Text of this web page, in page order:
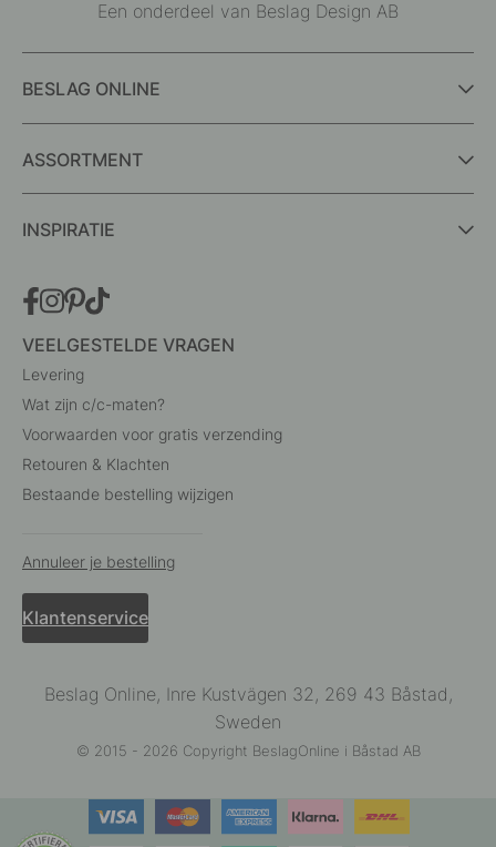
Een onderdeel van Beslag Design AB
BESLAG ONLINE
ASSORTMENT
INSPIRATIE
VEELGESTELDE VRAGEN
Levering
Wat zijn c/c-maten?
Voorwaarden voor gratis verzending
Retouren & Klachten
Bestaande bestelling wijzigen
Annuleer je bestelling
Klantenservice
Beslag Online, Inre Kustvägen 32, 269 43 Båstad,
Sweden
© 2015 - 2026 Copyright BeslagOnline i Båstad AB